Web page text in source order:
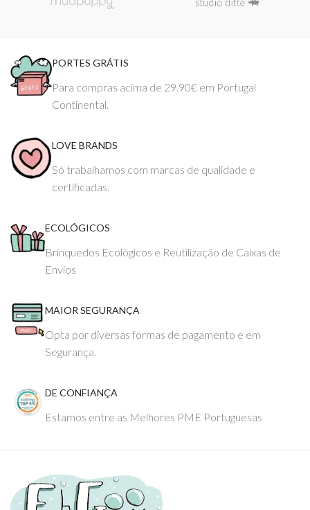
PORTES GRÁTIS
Para compras acima de 29.90€ em Portugal
Continental.
LOVE BRANDS
Só trabalhamos com marcas de qualidade e
certificadas.
ECOLÓGICOS
Brinquedos Ecológicos e Reutilização de Caixas de
Envios
MAIOR SEGURANÇA
Opta por diversas formas de pagamento e em
Segurança.
DE CONFIANÇA
Estamos entre as Melhores PME Portuguesas